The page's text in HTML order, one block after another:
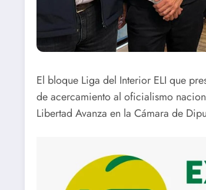
El bloque Liga del Interior ELI que
de acercamiento al oficialismo
Libertad Avanza en la Cámara de